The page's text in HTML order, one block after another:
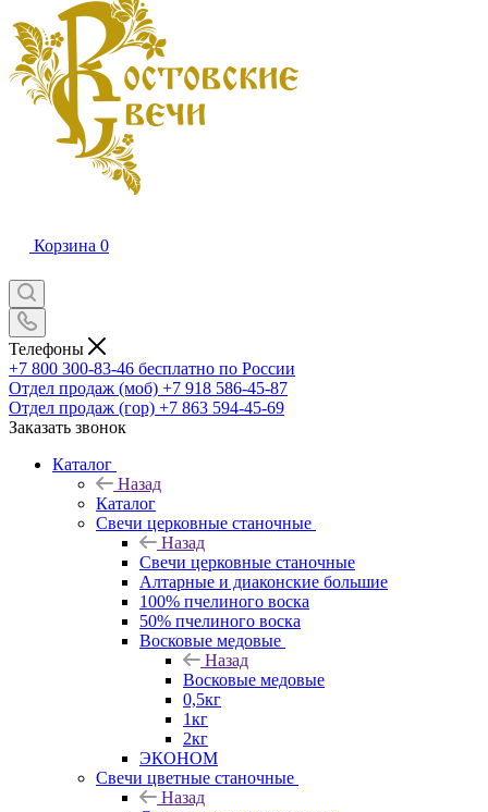
Корзина 0
Телефоны
+7 800 300-83-46 бесплатно по России
Отдел продаж (моб) +7 918 586-45-87
Отдел продаж (гор) +7 863 594-45-69
Заказать звонок
Каталог
Назад
Каталог
Свечи церковные станочные
Назад
Свечи церковные станочные
Алтарные и диаконские большие
100% пчелиного воска
50% пчелиного воска
Восковые медовые
Назад
Восковые медовые
0,5кг
1кг
2кг
ЭКОНОМ
Свечи цветные станочные
Назад